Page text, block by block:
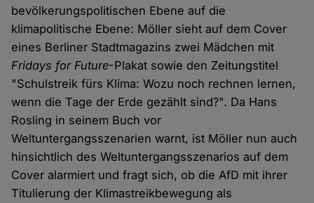
bevölkerungspolitischen Ebene auf die
klimapolitische Ebene: Möller sieht auf dem Cover
eines Berliner Stadtmagazins zwei Mädchen mit
Fridays for Future-Plakat sowie den Zeitungstitel
"Schulstreik fürs Klima: Wozu noch rechnen lernen,
wenn die Tage der Erde gezählt sind?". Da Hans
Rosling in seinem Buch vor
Weltuntergangsszenarien warnt, ist Möller nun auch
hinsichtlich des Weltuntergangsszenarios auf dem
Cover alarmiert und fragt sich, ob die AfD mit ihrer
Titulierung der Klimastreikbewegung als